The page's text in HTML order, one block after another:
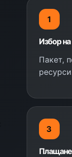
1
Избор
Пакет,
3
Плащане